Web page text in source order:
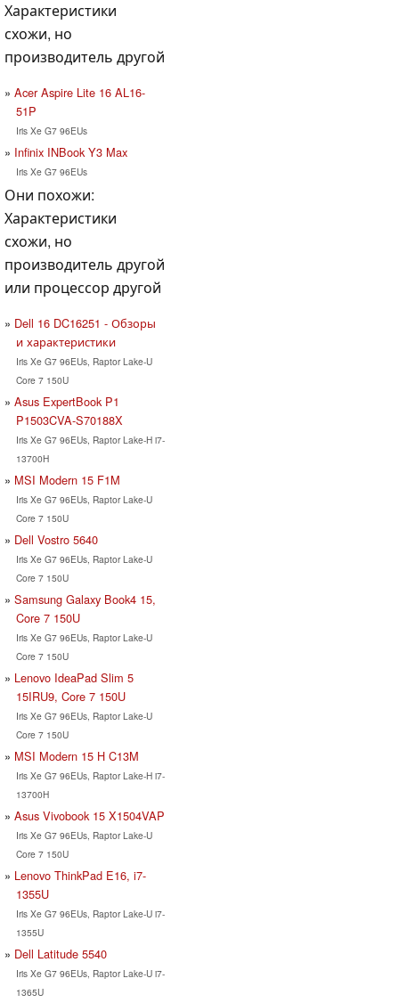
Характеристики
схожи, но
производитель другой
Acer Aspire Lite 16 AL16-
51P
Iris Xe G7 96EUs
Infinix INBook Y3 Max
Iris Xe G7 96EUs
Они похожи:
Характеристики
схожи, но
производитель другой
или процессор другой
Dell 16 DC16251 - Обзоры
и характеристики
Iris Xe G7 96EUs, Raptor Lake-U
Core 7 150U
Asus ExpertBook P1
P1503CVA-S70188X
Iris Xe G7 96EUs, Raptor Lake-H i7-
13700H
MSI Modern 15 F1M
Iris Xe G7 96EUs, Raptor Lake-U
Core 7 150U
Dell Vostro 5640
Iris Xe G7 96EUs, Raptor Lake-U
Core 7 150U
Samsung Galaxy Book4 15,
Core 7 150U
Iris Xe G7 96EUs, Raptor Lake-U
Core 7 150U
Lenovo IdeaPad Slim 5
15IRU9, Core 7 150U
Iris Xe G7 96EUs, Raptor Lake-U
Core 7 150U
MSI Modern 15 H C13M
Iris Xe G7 96EUs, Raptor Lake-H i7-
13700H
Asus Vivobook 15 X1504VAP
Iris Xe G7 96EUs, Raptor Lake-U
Core 7 150U
Lenovo ThinkPad E16, i7-
1355U
Iris Xe G7 96EUs, Raptor Lake-U i7-
1355U
Dell Latitude 5540
Iris Xe G7 96EUs, Raptor Lake-U i7-
1365U